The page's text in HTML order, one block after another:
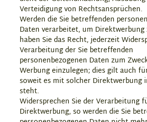
Verteidigung von Rechtsansprüchen.
Werden die Sie betreffenden
Daten verarbeitet, um Direktwerbung
haben Sie das Recht, jederzeit
Verarbeitung der Sie betreffenden
personenbezogenen Daten zum
Werbung einzulegen; dies gilt auch
soweit es mit solcher Direktwerbung
steht.
Widersprechen Sie der Verarbeitung
Direktwerbung, so werden die Sie